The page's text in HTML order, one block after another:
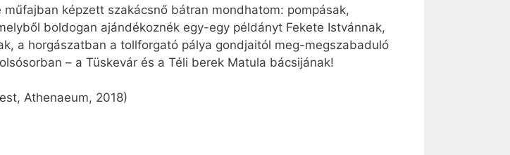
képzett szakácsnő bátran mondhatom: pompásak,
boldogan ajándékoznék egy-egy példányt Fekete Istvánnak,
a horgászatban a tollforgató pálya gondjaitól meg-megszabaduló
– a Tüskevár és a Téli berek Matula bácsijának!
Athenaeum, 2018)